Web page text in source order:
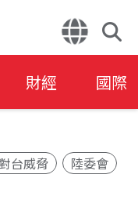
財經 國際
台威脅
陸委會